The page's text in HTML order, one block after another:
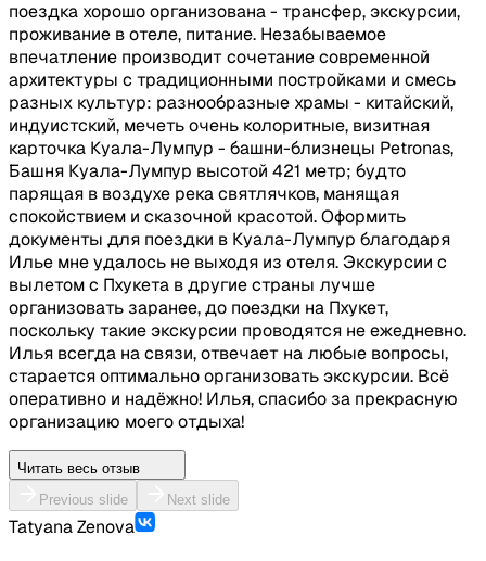
поездка хорошо организована - трансфер, экскурсии,
проживание в отеле, питание. Незабываемое
впечатление производит сочетание современной
архитектуры с традиционными постройками и смесь
разных культур: разнообразные храмы - китайский,
индуистский, мечеть очень колоритные, визитная
карточка Куала-Лумпур - башни-близнецы Petronas,
Башня Куала-Лумпур высотой 421 метр; будто
парящая в воздухе река святлячков, манящая
спокойствием и сказочной красотой. Оформить
документы для поездки в Куала-Лумпур благодаря
Илье мне удалось не выходя из отеля. Экскурсии с
вылетом с Пхукета в другие страны лучше
организовать заранее, до поездки на Пхукет,
поскольку такие экскурсии проводятся не ежедневно.
Илья всегда на связи, отвечает на любые вопросы,
старается оптимально организовать экскурсии. Всё
оперативно и надёжно! Илья, спасибо за прекрасную
организацию моего отдыха!
Читать весь отзыв
Previous slide
Next slide
Tatyana Zenova